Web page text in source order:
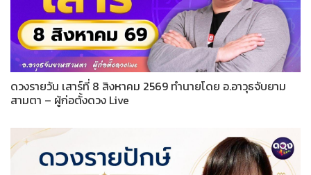
ดวงรายวัน เสาร์ที่ 8 สิงหาคม 2569 ทำนายโดย อ.อาวุธจับยาม
สามตา – ผู้ก่อตั้งดวง Live